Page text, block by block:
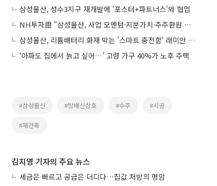
삼성물산, 성수3지구 재개발에 '포스터+파트너스'와 협업
NH투자證 "삼성물산, 사업 모멘텀·지분가치·주주환원 확대…목표가 55만원↑"
삼성물산, 리튬배터리 화재 막는 '스마트 충전함' 래미안 단지에 도입
‘아파도 집에서 늙고 싶어…’ 고령 가구 40%가 노후 주택
#삼성물산 #방배신삼호 #수주 #시공
#재건축
김지영 기자의 주요 뉴스
세금은 빠르고 공급은 더디다…집값 처방의 명암